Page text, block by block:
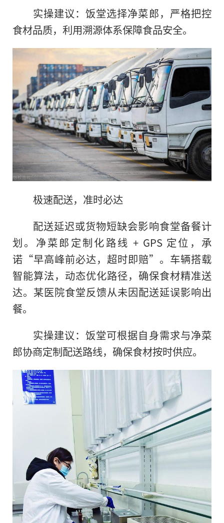
实操建议：饭堂选择净菜郎，严格把控
食材品质，利用溯源体系保障食品安全。
极速配送，准时必达
配送延迟或货物短缺会影响食堂备餐计
划。净菜郎定制化路线 + GPS 定位，承
诺“早高峰前必达，超时即赔”。车辆搭载
智能算法，动态优化路径，确保食材精准送
达。某医院食堂反馈从未因配送延误影响出
餐。
实操建议：饭堂可根据自身需求与净菜
郎协商定制配送路线，确保食材按时供应。